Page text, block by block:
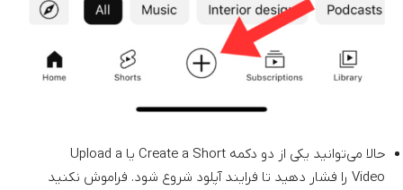
حالا می‌توانید یکی از دو دکمه Create a Short یا Upload a
Video را فشار دهید تا فرایند آپلود شروع شود. فراموش نکنید